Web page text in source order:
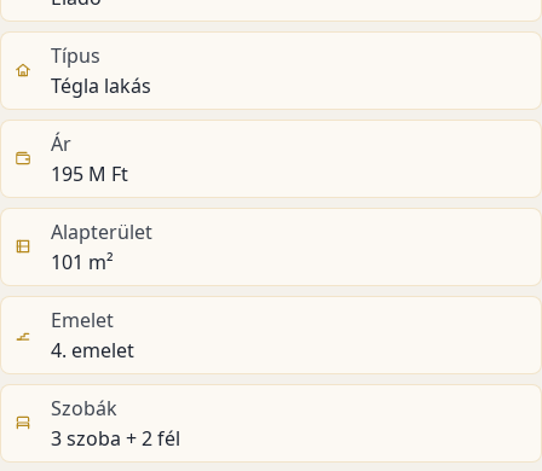
Típus
Tégla lakás
Ár
195 M Ft
Alapterület
101 m²
Emelet
4. emelet
Szobák
3 szoba + 2 fél